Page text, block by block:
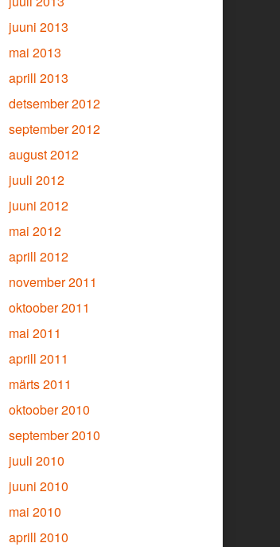
juuni 2013
mai 2013
aprill 2013
detsember 2012
september 2012
august 2012
juuli 2012
juuni 2012
mai 2012
aprill 2012
november 2011
oktoober 2011
mai 2011
aprill 2011
märts 2011
oktoober 2010
september 2010
juuli 2010
juuni 2010
mai 2010
aprill 2010